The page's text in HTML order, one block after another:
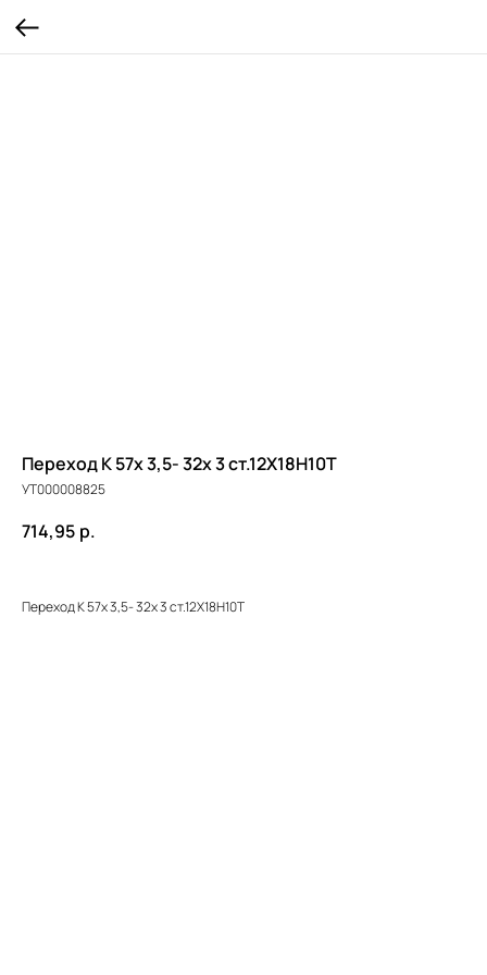
Переход К 57х 3,5- 32х 3 ст.12Х18Н10Т
УТ000008825
714,95 р.
Переход К 57х 3,5- 32х 3 ст.12Х18Н10Т